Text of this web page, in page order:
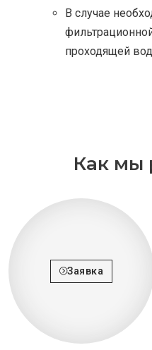
В случае
проходящей
Как мы
Заявка